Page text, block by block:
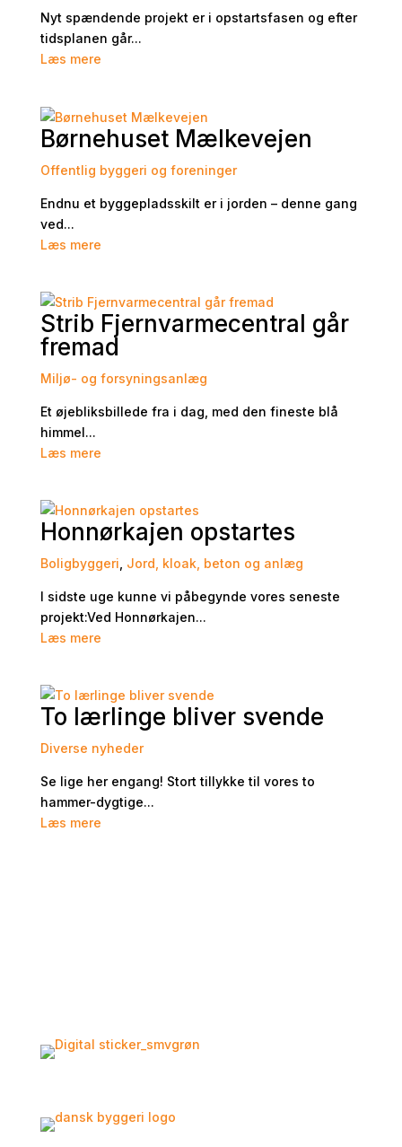
Nyt spændende projekt er i opstartsfasen og efter
tidsplanen går...
Læs mere
Børnehuset Mælkevejen
Offentlig byggeri og foreninger
Endnu et byggepladsskilt er i jorden – denne gang
ved...
Læs mere
Strib Fjernvarmecentral går
fremad
Miljø- og forsyningsanlæg
Et øjebliksbillede fra i dag, med den fineste blå
himmel...
Læs mere
Honnørkajen opstartes
Boligbyggeri Jord, kloak, beton og anlæg
I sidste uge kunne vi påbegynde vores seneste
projekt:Ved Honnørkajen...
Læs mere
To lærlinge bliver svende
Diverse nyheder
Se lige her engang! Stort tillykke til vores to
hammer-dygtige...
Læs mere